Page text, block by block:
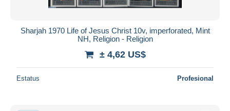
Sharjah 1970 Life of Jesus Christ 10v, imperforated, Mint
NH, Religion - Religion
± 4,62 US$
Estatus Profesional